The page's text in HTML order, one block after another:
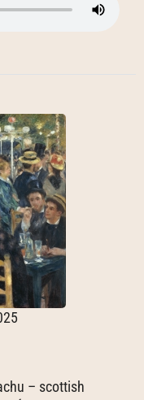
– scottish